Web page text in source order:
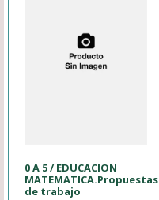
0 A 5 / EDUCACION
MATEMATICA.Propuestas
de trabajo